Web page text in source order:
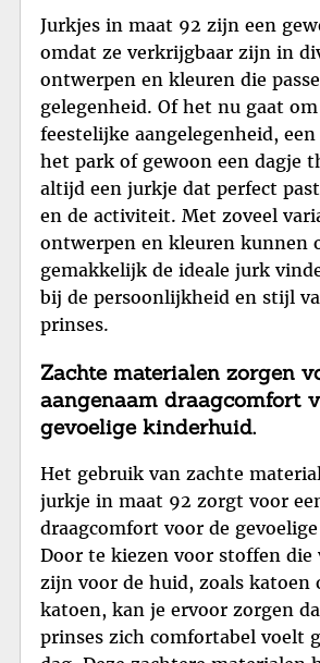
Jurkjes in maat 92 zijn een
omdat ze verkrijgbaar zijn in
ontwerpen en kleuren die
gelegenheid. Of het nu gaat om
feestelijke aangelegenheid,
het park of gewoon een dagje
altijd een jurkje dat perfect
en de activiteit. Met zoveel
ontwerpen en kleuren kunnen
gemakkelijk de ideale jurk
bij de persoonlijkheid en stijl
prinses.
Zachte materialen zorgen
aangenaam draagcomfort
gevoelige kinderhuid.
Het gebruik van zachte
jurkje in maat 92 zorgt voor
draagcomfort voor de
Door te kiezen voor stoffen
zijn voor de huid, zoals katoen
katoen, kan je ervoor zorgen
prinses zich comfortabel voelt